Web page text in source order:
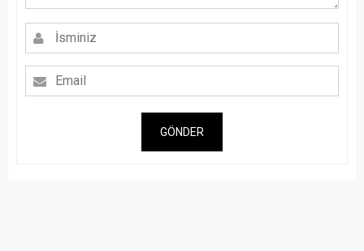
GÖNDER